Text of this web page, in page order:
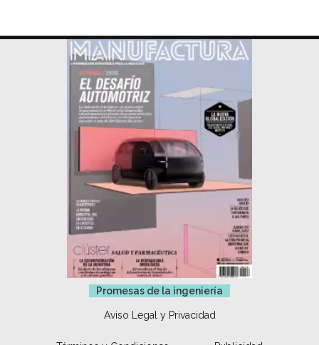
Promesas de la ingeniería
Aviso Legal y Privacidad